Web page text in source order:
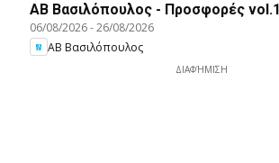
ΑΒ Βασιλόπουλος - Προσφορές vol.1
06/08/2026-26/08/2026
ΑΒ Βασιλόπουλος
ΔΙΑΦΉΜΙΣΗ